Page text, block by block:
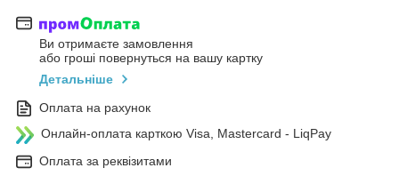
Ви отримаєте замовлення
або гроші повернуться на вашу картку
Детальніше
Оплата на рахунок
Онлайн-оплата карткою Visa, Mastercard - LiqPay
Оплата за реквізитами